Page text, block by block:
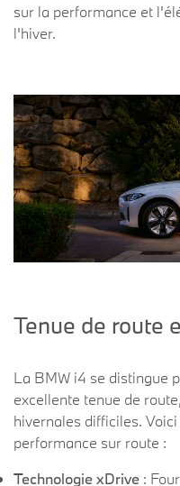
sur la performance et
l'hiver.
Tenue de route
La BMW i4 se distingue
excellente tenue de
hivernales difficiles.
performance sur route :
Technologie xDrive :